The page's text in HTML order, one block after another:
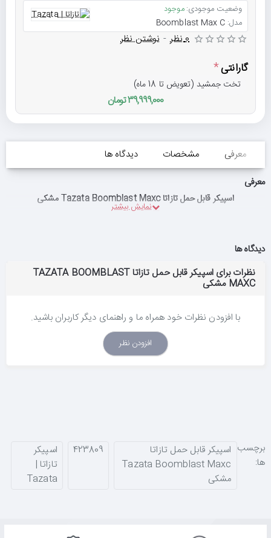
وضعیت موجودی:موجود
مدل: Boomblast Max C
0 نظر - نوشتن نظر
گارانتی
تخت جمشید (تعویض تا 18 ماه)
39,999,000 تومان
معرفی مشخصات
دیدگاه ها
معرفی
اسپیکر قابل حمل تازاتا Tazata Boomblast Maxc مشکی
دیدگاه ها
نظرات برای اسپیکر قابل حمل تازاتا TAZATA BOOMBLAST
MAXC مشکی
با افزودن نظرات خود همراه ما و راهنمای دیگر کاربران باشید.
افزودن نظر
برچسب
ها:
اسپیکر قابل حمل تازاتا
Tazata Boomblast Maxc
مشکی
423809
اسپیکر
تازاتا |
Tazata